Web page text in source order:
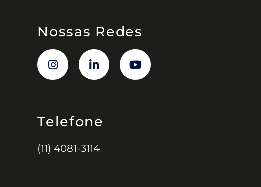
Nossas Redes
Telefone
(11) 4081-3114